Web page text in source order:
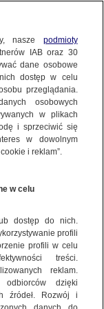
D’ITALIA OD
MAX
nasze podmioty
IAB oraz 30
dane osobowe
dostęp w celu
przeglądania.
osobowych
w plikach
i sprzeciwić się
w dowolnym
i reklam”.
w celu
dostęp do nich.
profili
profili w celu
treści.
reklam.
odbiorców dzięki
źródeł. Rozwój i